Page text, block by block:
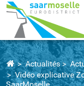
Actualités
Vidéo explicative
SaarMoselle